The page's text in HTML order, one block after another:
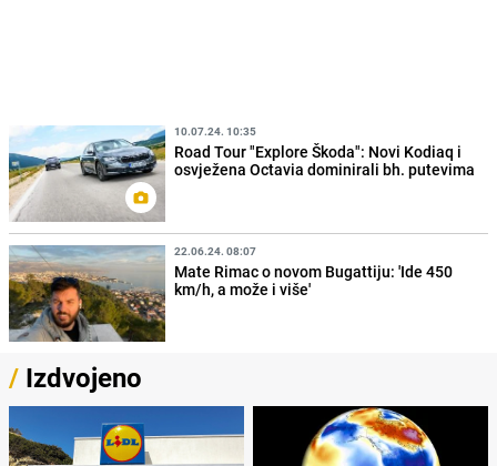
10.07.24. 10:35
Road Tour "Explore Škoda": Novi Kodiaq i
osvježena Octavia dominirali bh. putevima
22.06.24. 08:07
Mate Rimac o novom Bugattiju: 'Ide 450
km/h, a može i više'
/ Izdvojeno